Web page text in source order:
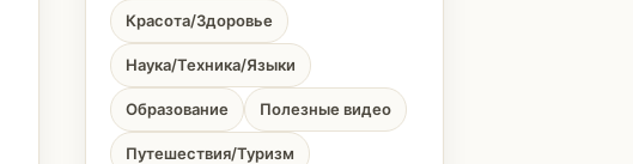
Красота/Здоровье
Наука/Техника/Языки
Образование Полезные видео
Путешествия/Туризм